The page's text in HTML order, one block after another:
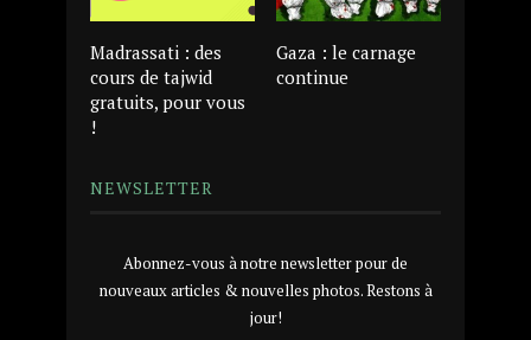
Madrassati : des
cours de tajwid
gratuits, pour vous
!
Gaza : le carnage
continue
NEWSLETTER
Abonnez-vous à notre newsletter pour de
nouveaux articles & nouvelles photos. Restons à
jour!